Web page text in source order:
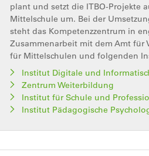
plant und setzt die ITBO-Projekte
Mittelschule um. Bei der
steht das Kompetenzzentrum in
Zusammenarbeit mit dem Amt für
für Mittelschulen und folgenden
Institut Digitale und
Zentrum Weiterbildung
Institut für Schule und
Institut Pädagogische